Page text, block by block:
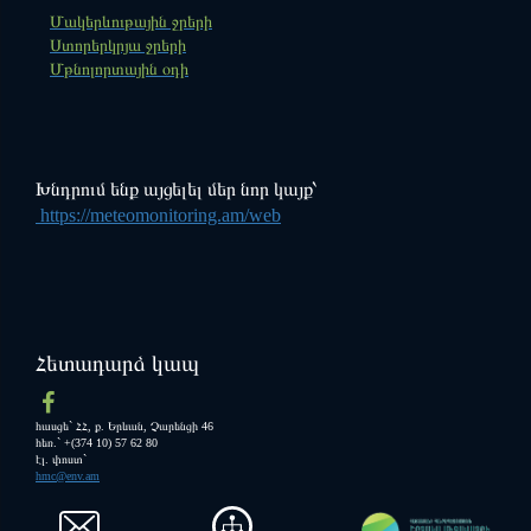
"ՍԵՎԱՆ" ազգային պարկ
Մակերևութային ջրերի
Ստորերկրյա ջրերի
Մթնոլորտային օդի
Խնդրում ենք այցելել մեր նոր կայք՝
https://meteomonitoring.am/web
Հետադարձ կապ
հասցե` ՀՀ, ք. Երևան, Չարենցի 46
հեռ.` +(374 10) 57 62 80
էլ. փոստ`
hmc@env.am